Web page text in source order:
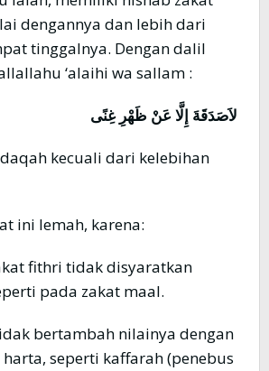
dengannya dan lebih dari
tinggalnya. Dengan dalil
‘alaihi wa sallam :
لاَصَدَقَةَ إِلَّا عَنْ ظَهْرِ غِنًى
kecuali dari kelebihan
ini lemah, karena:
fithri tidak disyaratkan
pada zakat maal.
bertambah nilainya dengan
seperti kaffarah (penebus